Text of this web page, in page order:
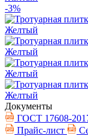
-3%
Документы
ГОСТ 17608-
Прайс-лист